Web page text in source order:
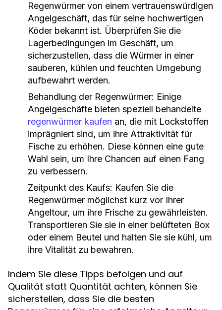
Regenwürmer von einem vertrauenswürdigen
Angelgeschäft, das für seine hochwertigen
Köder bekannt ist. Überprüfen Sie die
Lagerbedingungen im Geschäft, um
sicherzustellen, dass die Würmer in einer
sauberen, kühlen und feuchten Umgebung
aufbewahrt werden.
Behandlung der Regenwürmer: Einige
Angelgeschäfte bieten speziell behandelte
regenwürmer kaufen an, die mit Lockstoffen
imprägniert sind, um ihre Attraktivität für
Fische zu erhöhen. Diese können eine gute
Wahl sein, um Ihre Chancen auf einen Fang
zu verbessern.
Zeitpunkt des Kaufs: Kaufen Sie die
Regenwürmer möglichst kurz vor Ihrer
Angeltour, um ihre Frische zu gewährleisten.
Transportieren Sie sie in einer belüfteten Box
oder einem Beutel und halten Sie sie kühl, um
ihre Vitalität zu bewahren.
Indem Sie diese Tipps befolgen und auf
Qualität statt Quantität achten, können Sie
sicherstellen, dass Sie die besten